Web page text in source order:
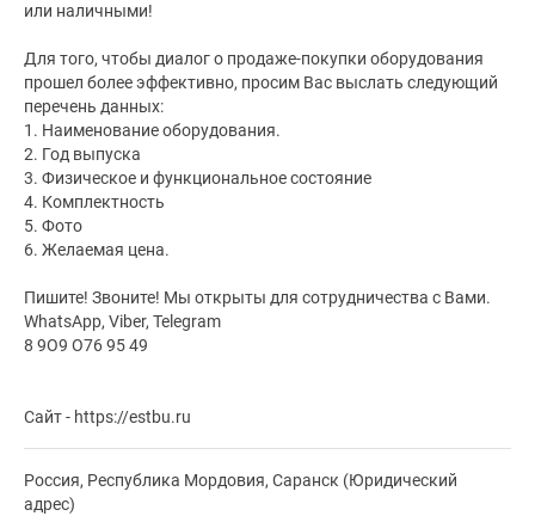
или наличными!
Для того, чтобы диалог о продаже-покупки оборудования
прошел более эффективно, просим Вас выслать следующий
перечень данных:
1. Наименование оборудования.
2. Год выпуска
3. Физическое и функциональное состояние
4. Комплектность
5. Фото
6. Желаемая цена.
Пишите! Звоните! Мы открыты для сотрудничества с Вами.
WhatsApp, Viber, Telegram
8 9О9 О76 95 49
Сайт - https://estbu.ru
Россия, Республика Мордовия, Саранск (Юридический
адрес)